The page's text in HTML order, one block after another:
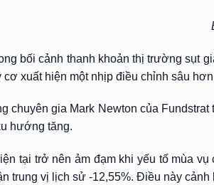
bối cảnh thanh khoản thị trường sụt
cơ xuất hiện một nhịp điều chỉnh sâu
chuyên gia Mark Newton của
hướng tăng.
tại trở nên ảm đạm khi yếu tố mùa
trung vị lịch sử -12,55%. Điều này